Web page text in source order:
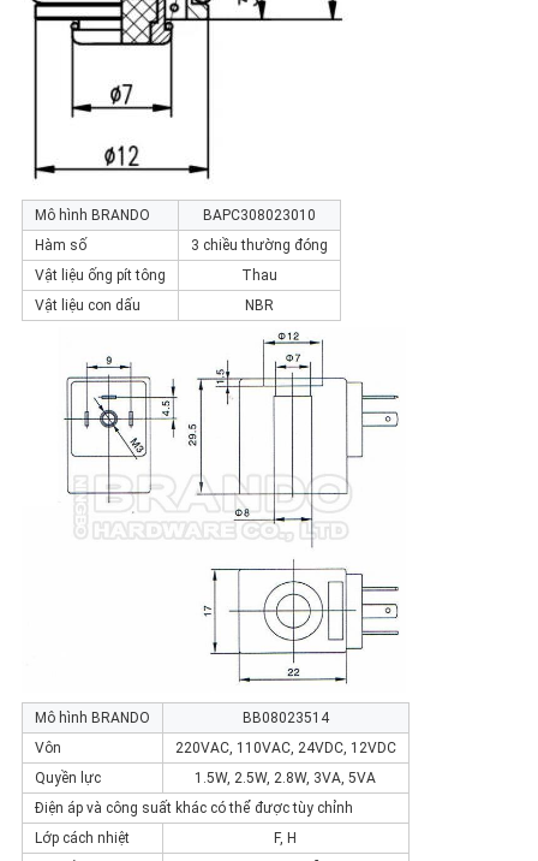
Mô hình BRANDO
BAPC308023010
Hàm số
3 chiều thường đóng
Vật liệu ống pít tông
Thau
Vật liệu con dấu
NBR
Mô hình BRANDO
BB08023514
Vôn
220VAC, 110VAC, 24VDC, 12VDC
Quyền lực
1.5W, 2.5W, 2.8W, 3VA, 5VA
Điện áp và công suất khác có thể được tùy chỉnh
Lớp cách nhiệt
F, H